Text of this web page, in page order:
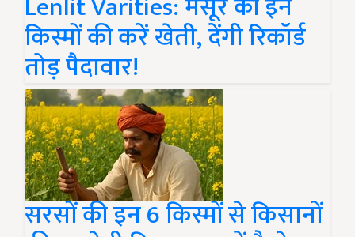
किस्मों की करें खेती, देंगी रिकॉर्ड
तोड़ पैदावार!
सरसों की इन 6 किस्मों से किसानों